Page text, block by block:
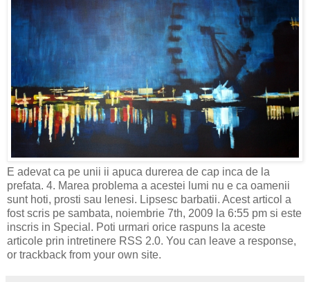
E adevat ca pe unii ii apuca durerea de cap inca de la
prefata. 4. Marea problema a acestei lumi nu e ca oamenii
sunt hoti, prosti sau lenesi. Lipsesc barbatii. Acest articol a
fost scris pe sambata, noiembrie 7th, 2009 la 6:55 pm si este
inscris in Special. Poti urmari orice raspuns la aceste
articole prin intretinere RSS 2.0. You can leave a response,
or trackback from your own site.